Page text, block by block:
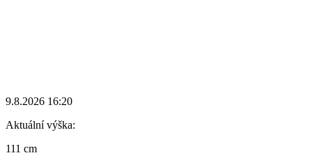
9.8.2026 16:20
Aktuální výška:
111 cm